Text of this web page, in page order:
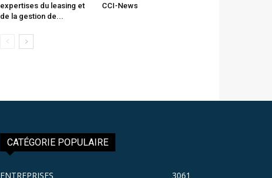
expertises du leasing et
de la gestion de...
CCI-News
CATÉGORIE POPULAIRE
ENTREPRISES 3061